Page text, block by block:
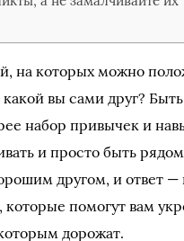
на которых можно
вы сами друг?
набор привычек и
и просто быть
другом, и ответ
которые помогут вам
дорожат.